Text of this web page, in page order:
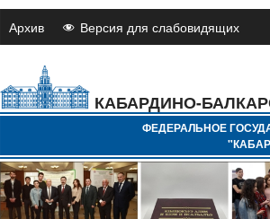
Архив Версия для слабовидящих
КАБАРДИНО-
ФЕДЕРАЛЬНОЕ